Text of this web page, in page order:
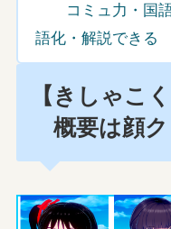
コミュ力・国語
語化・解説できる
【きしゃこ
概要は顔